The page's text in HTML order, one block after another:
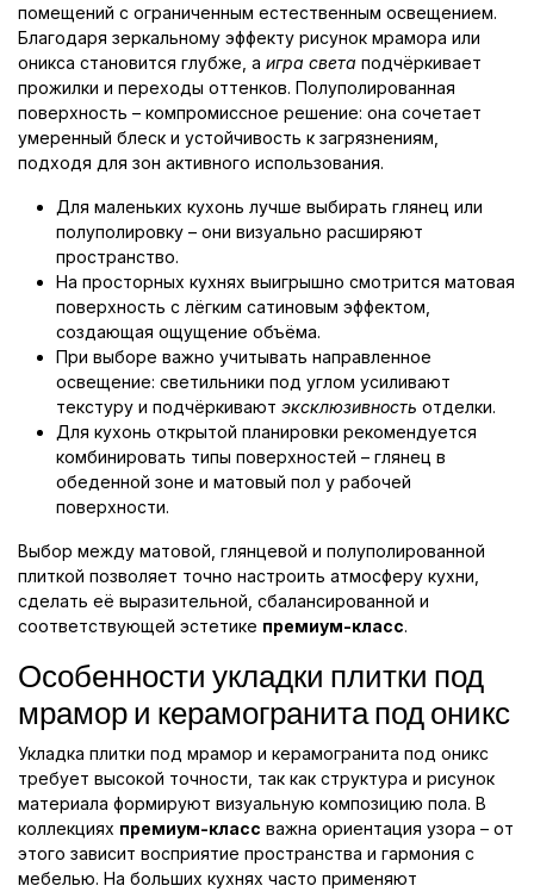
помещений с ограниченным естественным освещением.
Благодаря зеркальному эффекту рисунок мрамора или
оникса становится глубже, а игра света подчёркивает
прожилки и переходы оттенков. Полуполированная
поверхность – компромиссное решение: она сочетает
умеренный блеск и устойчивость к загрязнениям,
подходя для зон активного использования.
Для маленьких кухонь лучше выбирать глянец или
полуполировку – они визуально расширяют
пространство.
На просторных кухнях выигрышно смотрится матовая
поверхность с лёгким сатиновым эффектом,
создающая ощущение объёма.
При выборе важно учитывать направленное
освещение: светильники под углом усиливают
текстуру и подчёркивают эксклюзивность отделки.
Для кухонь открытой планировки рекомендуется
комбинировать типы поверхностей – глянец в
обеденной зоне и матовый пол у рабочей
поверхности.
Выбор между матовой, глянцевой и полуполированной
плиткой позволяет точно настроить атмосферу кухни,
сделать её выразительной, сбалансированной и
соответствующей эстетике премиум-класс.
Особенности укладки плитки под
мрамор и керамогранита под оникс
Укладка плитки под мрамор и керамогранита под оникс
требует высокой точности, так как структура и рисунок
материала формируют визуальную композицию пола. В
коллекциях премиум-класс важна ориентация узора – от
этого зависит восприятие пространства и гармония с
мебелью. На больших кухнях часто применяют